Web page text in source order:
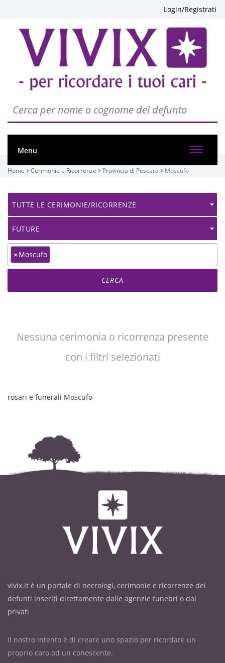
Login/Registrati
Menu
Home Cerimonie e Ricorrenze Provincia di Pescara Moscufo
TUTTE LE CERIMONIE/RICORRENZE
FUTURE
× Moscufo
Nessuna cerimonia o ricorrenza presente
con i filtri selezionati
rosari e funerali Moscufo
vivix.it è un portale di necrologi, cerimonie e ricorrenze dei
defunti inseriti direttamente dalle agenzie funebri o dai
privati
Il nostro intento è di creare uno spazio per ricordare un
proprio caro od un conoscente.